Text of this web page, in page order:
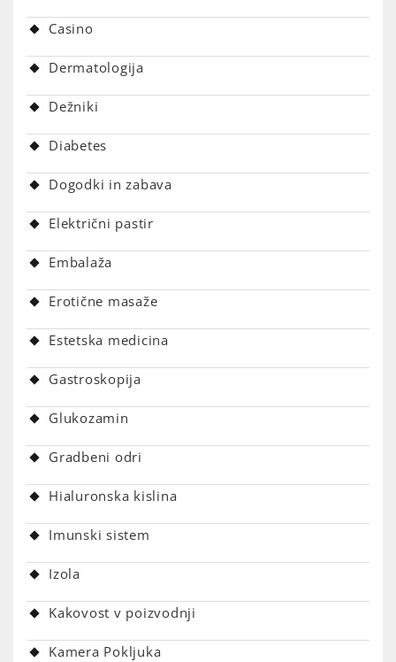
Casino
Dermatologija
Dežniki
Diabetes
Dogodki in zabava
Električni pastir
Embalaža
Erotične masaže
Estetska medicina
Gastroskopija
Glukozamin
Gradbeni odri
Hialuronska kislina
Imunski sistem
Izola
Kakovost v poizvodnji
Kamera Pokljuka